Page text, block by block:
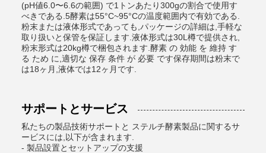
(pH値6.0〜6.6の範囲) で1トンあたり300gの割合で使用す
べきである.5酵素は55°C~95°Cの温度範囲内で有効である.
粉末または液体形式であっても,パッケージの詳細は,手軽な
取り扱いと保管を保証します.液体形式は30L樽で提供され,
粉末形式は20kg樽で梱包されます.酵素 の 効能 を 維持 す
る ため に,適切な 保存 条件 が 必要 です保存期間は粉末で
は18ヶ月,液体では12ヶ月です.
サポートとサービス
私たちの製品技術サポートと ステルチ酵素製品に関するサ
ービスには,以下が含まれます.
- 製品設置とセットアップの支援